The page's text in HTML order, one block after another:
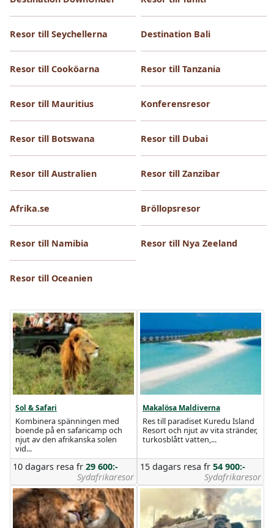
Resor till Seychellerna Destination Bali
Resor till Cooköarna Resor till Tanzania
Resor till Mauritius Konferensresor
Resor till Botswana Resor till Dubai
Resor till Australien Resor till Zanzibar
Afrika.se Bröllopsresor
Resor till Namibia Resor till Nya Zeeland
Resor till Oceanien
Sol & Safari
Kombinera spänningen med
boende på en safaricamp och
njut av den afrikanska solen
vid...
10 dagars resa fr 29 600:-
Sydafrikaresor
Makalösa Maldiverna
Res till paradiset Kuredu Island
Resort och njut av vita stränder,
turkosblått vatten,...
15 dagars resa fr 54 900:-
Sydafrikaresor